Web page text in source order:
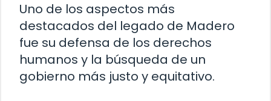
Uno de los aspectos más
destacados del legado de Madero
fue su defensa de los derechos
humanos y la búsqueda de un
gobierno más justo y equitativo.